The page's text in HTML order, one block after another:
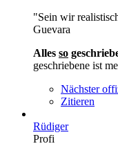
"Sein wir
Guevara
Alles so
geschriebene ist
Nächster
Zitieren
Rüdiger
Profi